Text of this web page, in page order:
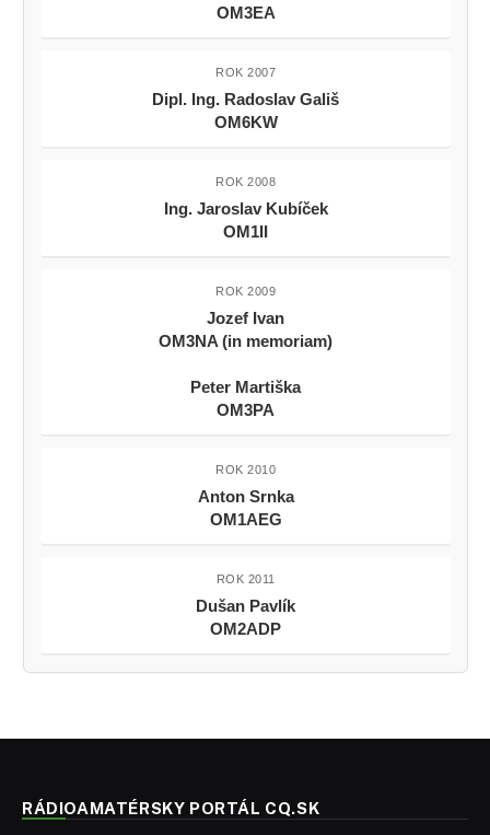
OM3EA
ROK 2007
Dipl. Ing. Radoslav Gališ
OM6KW
ROK 2008
Ing. Jaroslav Kubíček
OM1II
ROK 2009
Jozef Ivan
OM3NA (in memoriam)
Peter Martiška
OM3PA
ROK 2010
Anton Srnka
OM1AEG
ROK 2011
Dušan Pavlík
OM2ADP
RÁDIOAMATÉRSKY PORTÁL CQ.SK